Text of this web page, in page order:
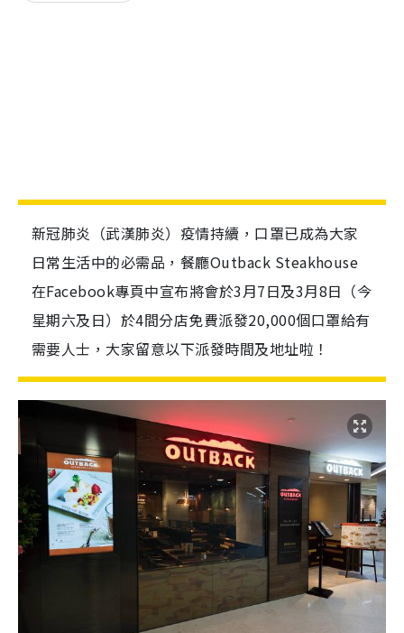
新冠肺炎（武漢肺炎）疫情持續，口罩已成為大家
日常生活中的必需品，餐廳Outback Steakhouse
在Facebook專頁中宣布將會於3月7日及3月8日（今
星期六及日）於4間分店免費派發20,000個口罩給有
需要人士，大家留意以下派發時間及地址啦！